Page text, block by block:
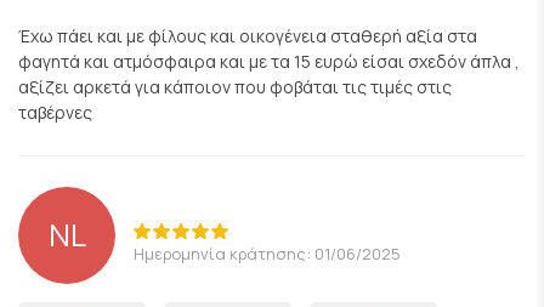
Έχω πάει και με φίλους και οικογένεια σταθερή αξία στα
φαγητά και ατμόσφαιρα και με τα 15 ευρώ είσαι σχεδόν άπλα ,
αξίζει αρκετά για κάποιον που φοβάται τις τιμές στις
ταβέρνες
NL Ημερομηνία κράτησης: 01/06/2025